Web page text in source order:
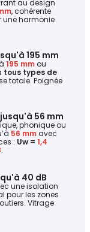
au design
, cohérente
une harmonie
195 mm
195 mmou
tous types de
totale. Poignée
56 mm
phonique ou
56 mmavec
: Uw =1,4
.
40 dB
une isolation
pour les zones
Vitrage